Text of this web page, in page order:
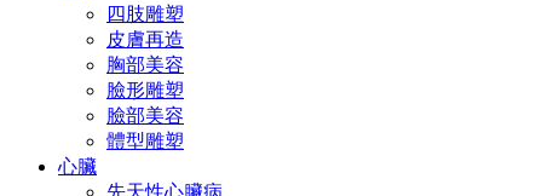
四肢雕塑
皮膚再造
胸部美容
臉形雕塑
臉部美容
體型雕塑
心臟
先天性心臟病